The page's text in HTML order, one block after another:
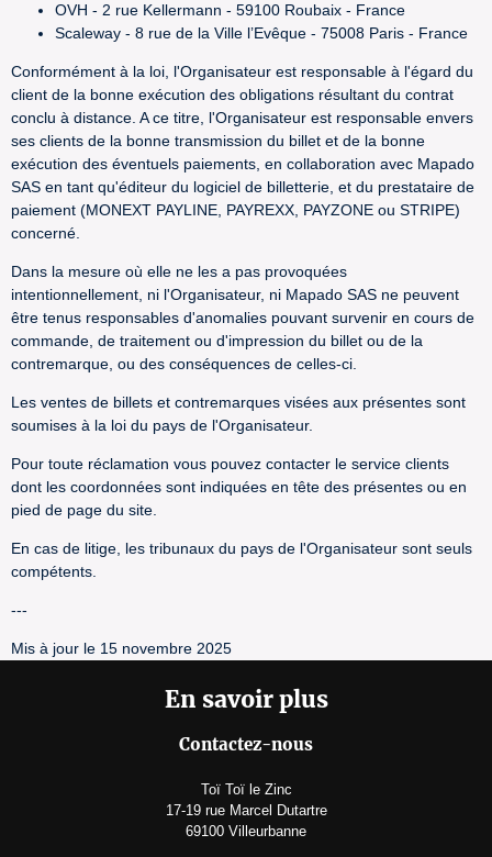
OVH - 2 rue Kellermann - 59100 Roubaix - France
Scaleway - 8 rue de la Ville l’Evêque - 75008 Paris - France
Conformément à la loi, l'Organisateur est responsable à l'égard du
client de la bonne exécution des obligations résultant du contrat
conclu à distance. A ce titre, l'Organisateur est responsable envers
ses clients de la bonne transmission du billet et de la bonne
exécution des éventuels paiements, en collaboration avec Mapado
SAS en tant qu'éditeur du logiciel de billetterie, et du prestataire de
paiement (MONEXT PAYLINE, PAYREXX, PAYZONE ou STRIPE)
concerné.
Dans la mesure où elle ne les a pas provoquées
intentionnellement, ni l'Organisateur, ni Mapado SAS ne peuvent
être tenus responsables d'anomalies pouvant survenir en cours de
commande, de traitement ou d'impression du billet ou de la
contremarque, ou des conséquences de celles-ci.
Les ventes de billets et contremarques visées aux présentes sont
soumises à la loi du pays de l'Organisateur.
Pour toute réclamation vous pouvez contacter le service clients
dont les coordonnées sont indiquées en tête des présentes ou en
pied de page du site.
En cas de litige, les tribunaux du pays de l'Organisateur sont seuls
compétents.
---
Mis à jour le 15 novembre 2025
En savoir plus
Contactez-nous
Toï Toï le Zinc
17-19 rue Marcel Dutartre
69100 Villeurbanne